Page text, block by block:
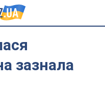
зазнала